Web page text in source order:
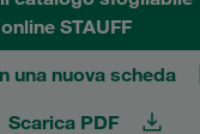
online STAUFF
una nuova scheda
Scarica PDF